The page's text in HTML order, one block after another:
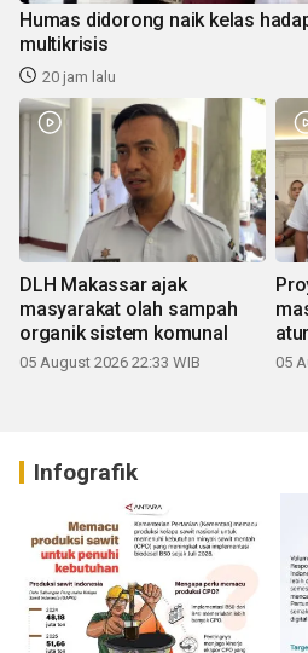
Humas didorong naik kelas
multikrisis
20 jam lalu
DLH Makassar ajak
masyarakat olah sampah
organik sistem komunal
05 August 2026 22:33 WIB 05
Infografik